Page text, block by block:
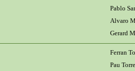
Pablo
Alvaro
Gerard
Ferran
Pau